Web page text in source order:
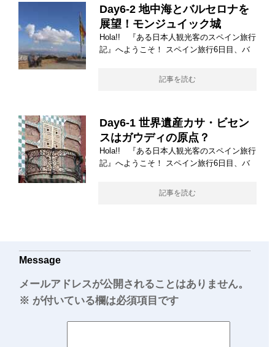
Day6-2 地中海とバルセロナを
展望！モンジュイック城
Hola!! 『ある日本人観光客のスペイン旅行
記』へようこそ！ スペイン旅行6日目、バ
記事を読む
Day6-1 世界遺産カサ・ビセン
スはガウディの原点？
Hola!! 『ある日本人観光客のスペイン旅行
記』へようこそ！ スペイン旅行6日目、バ
記事を読む
Message
メールアドレスが公開されることはありません。
※ が付いている欄は必須項目です